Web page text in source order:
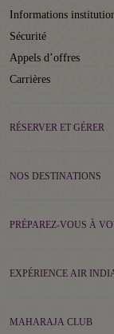
Informations
Sécurité
Appels d’offres
Carrières
RÉSERVER ET GÉRER
NOS DESTINATIONS
PRÉPAREZ-VOUS À
EXPÉRIENCE AIR
MAHARAJA CLUB